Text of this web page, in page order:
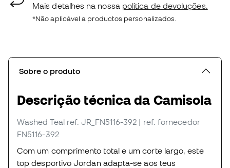
Mais detalhes na nossa política de devoluções.
*Não aplicável a productos personalizados.
Sobre o produto
Descrição técnica da Camisola
Washed Teal ref. JR_FN5116-392 | ref. fornecedor
FN5116-392
Com um comprimento total e um corte largo, este
top desportivo Jordan adapta-se aos teus